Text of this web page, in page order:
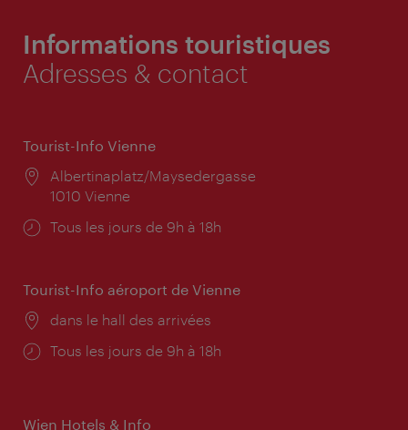
Informations touristiques
Adresses & contact
Tourist-Info Vienne
Lieu:
Albertinaplatz/Maysedergasse
1010 Vienne
Horaires
Tous les jours de 9h à 18h
Tourist-Info aéroport de Vienne
Lieu:
dans le hall des arrivées
Horaires
Tous les jours de 9h à 18h
Wien Hotels & Info